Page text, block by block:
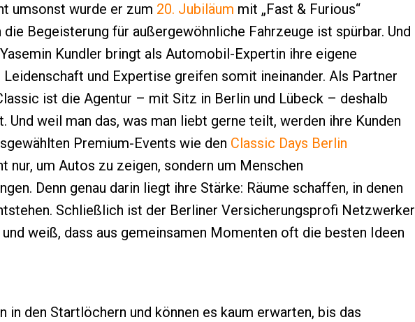
umsonst wurde er zum 20. Jubiläum mit „Fast & Furious“
die Begeisterung für außergewöhnliche Fahrzeuge ist spürbar. Und
Kundler bringt als Automobil-Expertin ihre eigene
und Expertise greifen somit ineinander. Als Partner
ist die Agentur – mit Sitz in Berlin und Lübeck – deshalb
Und weil man das, was man liebt gerne teilt, werden ihre Kunden
Premium-Events wie den Classic Days Berlin
nur, um Autos zu zeigen, sondern um Menschen
Denn genau darin liegt ihre Stärke: Räume schaffen, in denen
Schließlich ist der Berliner Versicherungsprofi Netzwerker
und weiß, dass aus gemeinsamen Momenten oft die besten Ideen
in den Startlöchern und können es kaum erwarten, bis das